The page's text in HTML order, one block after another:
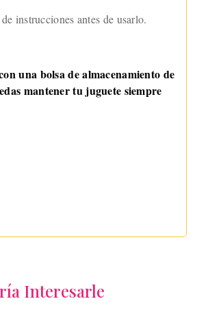
instrucciones antes de usarlo.
una bolsa de almacenamiento de
mantener tu juguete siempre
Interesarle